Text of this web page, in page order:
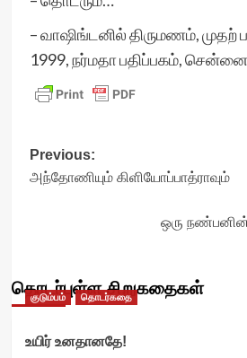
– வாஷிங்டனில் திருமணம், முதற்
1999, நர்மதா பதிப்பகம்,
Post
navigation
Previous:
அந்தோணியும் கிளியோப்பாத்ராவும்
ஒரு
தொடர்புள்ள சிறுகதைகள்
குடும்பம் தொடர்கதை
உயிர் உனதானதே!